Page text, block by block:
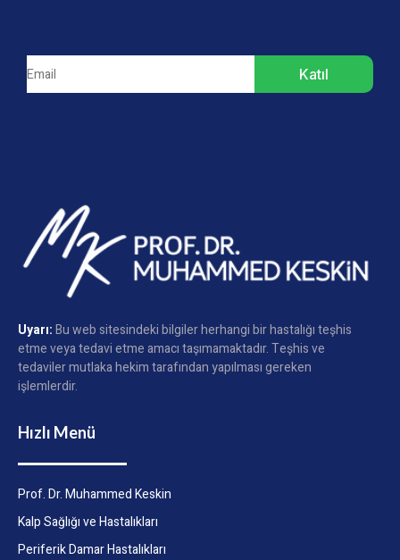
Katıl
Uyarı:Bu web sitesindeki bilgiler herhangi bir hastalığı teşhis
etme veya tedavi etme amacı taşımamaktadır. Teşhis ve
tedaviler mutlaka hekim tarafından yapılması gereken
işlemlerdir.
Hızlı Menü
Prof. Dr. Muhammed Keskin
Kalp Sağlığı ve Hastalıkları
Periferik Damar Hastalıkları